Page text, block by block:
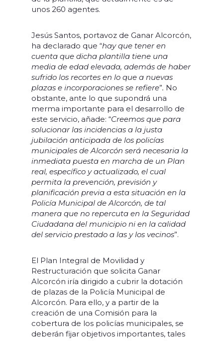
unos 260 agentes.
Jesús Santos, portavoz de Ganar Alcorcón,
ha declarado que “hay que tener en
cuenta que dicha plantilla tiene una
media de edad elevada, además de haber
sufrido los recortes en lo que a nuevas
plazas e incorporaciones se refiere”. No
obstante, ante lo que supondrá una
merma importante para el desarrollo de
este servicio, añade: “Creemos que para
solucionar las incidencias a la justa
jubilación anticipada de los policías
municipales de Alcorcón será necesaria la
inmediata puesta en marcha de un Plan
real, específico y actualizado, el cual
permita la prevención, previsión y
planificación previa a esta situación en la
Policía Municipal de Alcorcón, de tal
manera que no repercuta en la Seguridad
Ciudadana del municipio ni en la calidad
del servicio prestado a las y los vecinos”.
El Plan Integral de Movilidad y
Restructuración que solicita Ganar
Alcorcón iría dirigido a cubrir la dotación
de plazas de la Policía Municipal de
Alcorcón. Para ello, y a partir de la
creación de una Comisión para la
cobertura de los policías municipales, se
deberán fijar objetivos importantes, tales